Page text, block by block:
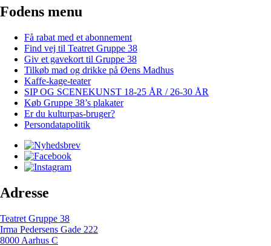
Fodens menu
Få rabat med et abonnement
Find vej til Teatret Gruppe 38
Giv et gavekort til Gruppe 38
Tilkøb mad og drikke på Øens Madhus
Kaffe-kage-teater
SIP OG SCENEKUNST 18-25 ÅR / 26-30 ÅR
Køb Gruppe 38’s plakater
Er du kulturpas-bruger?
Persondatapolitik
Adresse
Teatret Gruppe 38
Irma Pedersens Gade 222
8000 Aarhus C